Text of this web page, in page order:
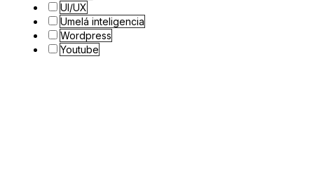
UI/UX
Umelá inteligencia
Wordpress
Youtube